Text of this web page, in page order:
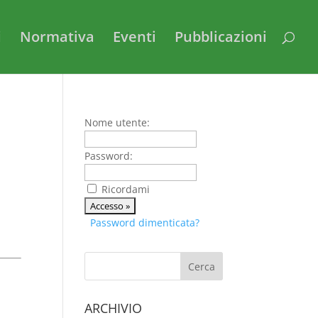
Normativa Eventi Pubblicazioni
Nome utente:
Password:
Ricordami
Password dimenticata?
ARCHIVIO